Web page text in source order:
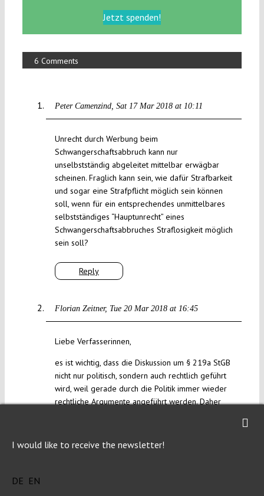
Jetzt spenden!
6 Comments
Peter Camenzind Sat 17 Mar 2018 at 10:11
Reply
Unrecht durch Werbung beim
Schwangerschaftsabbruch kann nur
unselbstständig abgeleitet mittelbar erwägbar
scheinen. Fraglich kann sein, wie dafür Strafbarkeit
und sogar eine Strafpflicht möglich sein können
soll, wenn für ein entsprechendes unmittelbares
selbstständiges “Hauptunrecht” eines
Schwangerschaftsabbruches Straflosigkeit möglich
sein soll?
Florian Zeitner Tue 20 Mar 2018 at 16:45
Liebe Verfasserinnen,
es ist wichtig, dass die Diskussion um § 219a StGB
nicht nur politisch, sondern auch rechtlich geführt
wird, weil gerade durch die Politik immer wieder
rechtliche Argumente angeführt werden. Daher
Einerseits begründen Sie eine mögliche
I would like to receive the newsletter!
DE EN